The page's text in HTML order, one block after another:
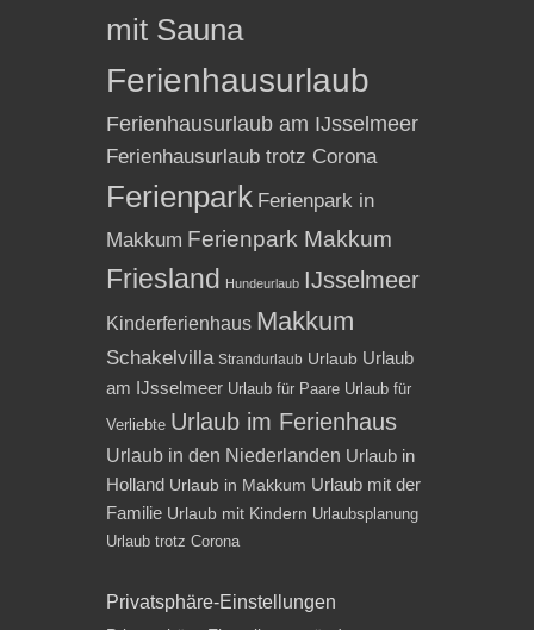
mit Sauna
Ferienhausurlaub
Ferienhausurlaub am IJsselmeer
Ferienhausurlaub trotz Corona
Ferienpark Ferienpark in
Makkum Ferienpark Makkum
Friesland Hundeurlaub IJsselmeer
Kinderferienhaus Makkum
Schakelvilla Strandurlaub Urlaub Urlaub
am IJsselmeer Urlaub für Paare Urlaub für
Verliebte Urlaub im Ferienhaus
Urlaub in den Niederlanden Urlaub in
Holland Urlaub in Makkum Urlaub mit der
Familie Urlaub mit Kindern Urlaubsplanung
Urlaub trotz Corona
Privatsphäre-Einstellungen